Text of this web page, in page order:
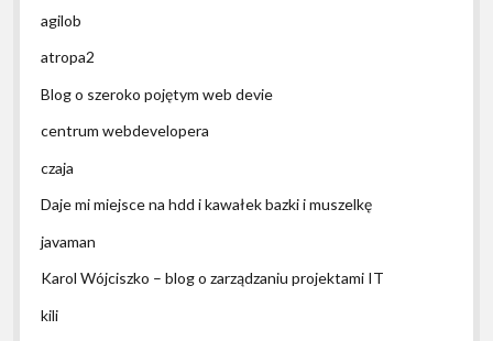
agilob
atropa2
Blog o szeroko pojętym web devie
centrum webdevelopera
czaja
Daje mi miejsce na hdd i kawałek bazki i muszelkę
javaman
Karol Wójciszko – blog o zarządzaniu projektami IT
kili